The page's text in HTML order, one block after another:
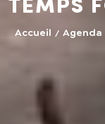
Temps
Accueil Agenda